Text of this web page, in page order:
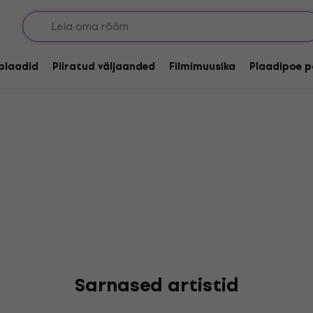
Piiratud väljaanded Filmimuusika Plaadipoe
Sarnased artistid